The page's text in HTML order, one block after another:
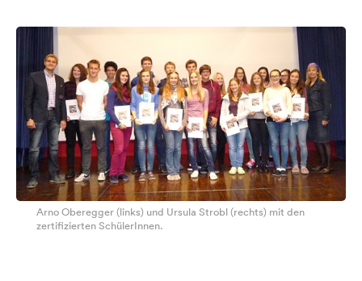
Arno Oberegger (links) und Ursula Strobl (rechts) mit den
zertifizierten SchülerInnen.